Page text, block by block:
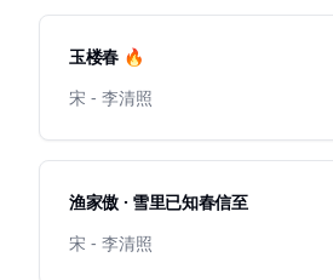
玉楼春 🔥
宋 - 李清照
渔家傲 · 雪里已知春信至
宋 - 李清照